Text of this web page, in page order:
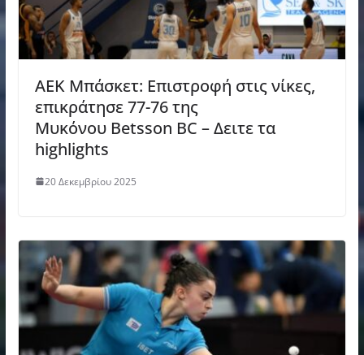
ΑΕΚ Μπάσκετ: Επιστροφή στις νίκες,
επικράτησε 77-76 της
Μυκόνου Betsson BC – Δειτε τα
highlights
20 Δεκεμβρίου 2025